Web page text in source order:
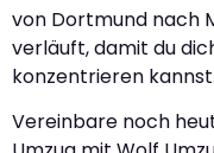
von Dortmund nach
verläuft, damit du
konzentrieren kannst.
Vereinbare noch